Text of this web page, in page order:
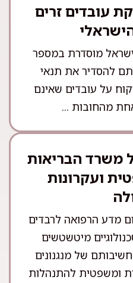
עובדים זרים
מוסדרת במספר
להסדיר את תנאי
על עובדים שאינם
מהחובות ...
משרד הבריאות
ועקרונות
מדע הרפואה לרבדים
מיטשטשים
של מנגנונים
ומשפטית להתנהלות